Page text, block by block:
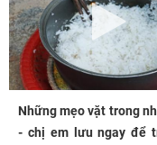
Những mẹo vặt trong
- chị em lưu ngay để